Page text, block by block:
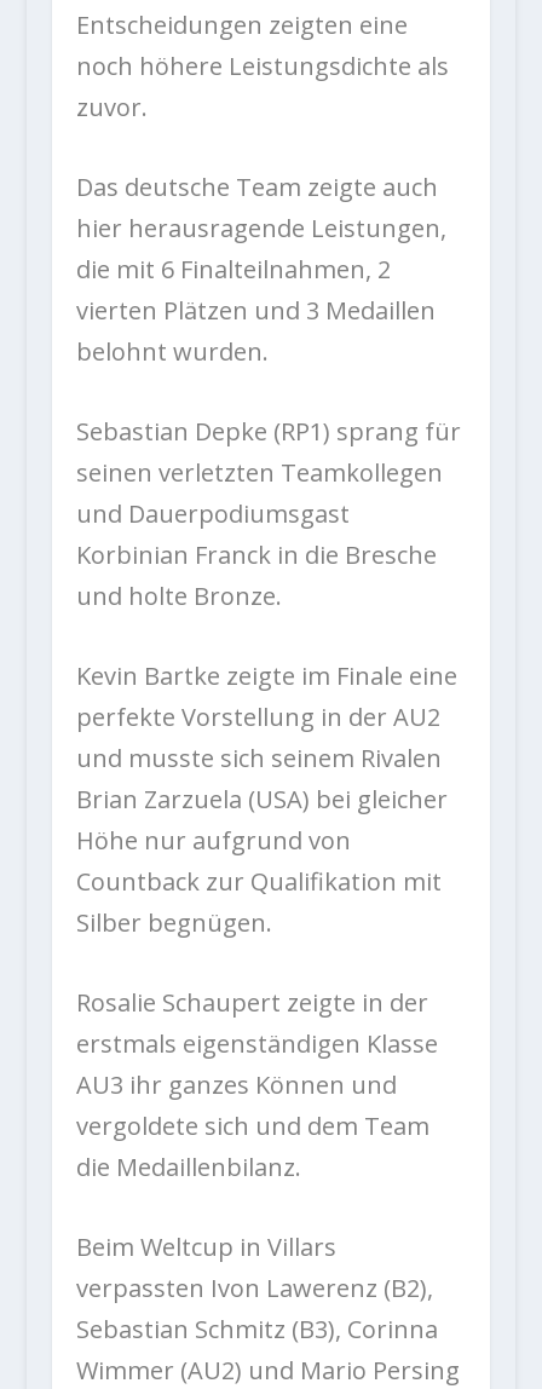
Entscheidungen zeigten eine
noch höhere Leistungsdichte als
zuvor.
Das deutsche Team zeigte auch
hier herausragende Leistungen,
die mit 6 Finalteilnahmen, 2
vierten Plätzen und 3 Medaillen
belohnt wurden.
Sebastian Depke (RP1) sprang für
seinen verletzten Teamkollegen
und Dauerpodiumsgast
Korbinian Franck in die Bresche
und holte Bronze.
Kevin Bartke zeigte im Finale eine
perfekte Vorstellung in der AU2
und musste sich seinem Rivalen
Brian Zarzuela (USA) bei gleicher
Höhe nur aufgrund von
Countback zur Qualifikation mit
Silber begnügen.
Rosalie Schaupert zeigte in der
erstmals eigenständigen Klasse
AU3 ihr ganzes Können und
vergoldete sich und dem Team
die Medaillenbilanz.
Beim Weltcup in Villars
verpassten Ivon Lawerenz (B2),
Sebastian Schmitz (B3), Corinna
Wimmer (AU2) und Mario Persing